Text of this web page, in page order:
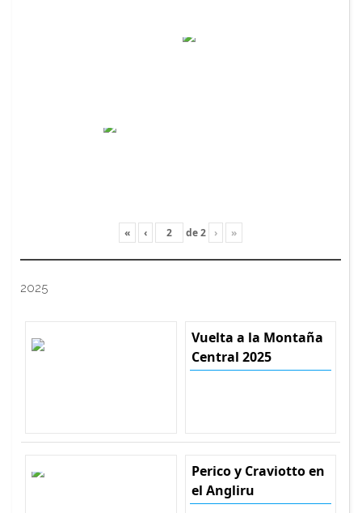
« ‹ de2 › »
2025
Vuelta a la Montaña
Central 2025
Perico y Craviotto en
el Angliru